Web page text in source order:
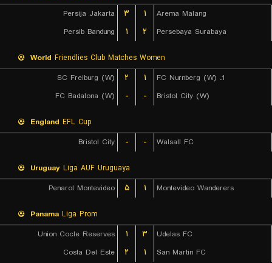
Persija Jakarta
۳ ۱
Arema Malang
Persib Bandung
۱ ۲ Persebaya Surabaya
World Friendlies Club Matches Women
SC Freiburg (W)
۲ ۱
1. FC Nurnberg (W)
FC Badalona (W)
- - Bristol City (W)
England EFL Cup
Bristol City
- - Walsall FC
Uruguay Liga AUF Uruguaya
Penarol Montevideo
۵ ۱ Montevideo Wanderers
Panama Liga Prom
Union Cocle Reserves
۱ ۳
Udelas FC
Costa Del Este
۲ ۱ San Martin FC